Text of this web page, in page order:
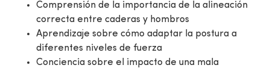
Comprensión de la importancia de la alineación
correcta entre caderas y hombros
Aprendizaje sobre cómo adaptar la postura a
diferentes niveles de fuerza
Conciencia sobre el impacto de una mala